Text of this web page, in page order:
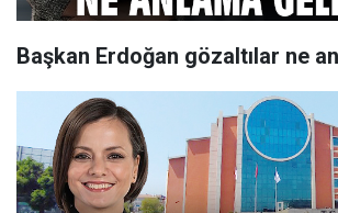
Başkan Erdoğan gözaltılar ne